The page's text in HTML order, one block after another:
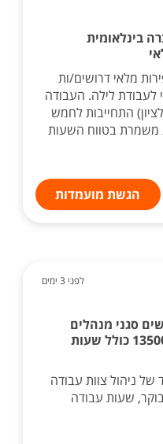
בינלאומית
מלאי דרושים/ות
לעבודת לילה. העבודה
התחייבות לחמש
משמרת בטווח השעות
הגשת מועמדות
לפני 3 ימים
סגני מנהלים
למשרה מיידית ממוצע שכר 13500 כולל שעות
ניהול צוות עבודה
שישי בוקר, שעות עבודה